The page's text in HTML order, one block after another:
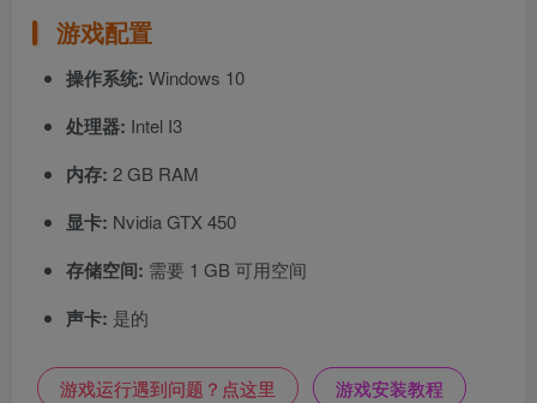
游戏配置
操作系统: Windows 10
处理器: Intel I3
内存: 2 GB RAM
显卡: Nvidia GTX 450
存储空间: 需要 1 GB 可用空间
声卡: 是的
游戏运行遇到问题？点这里 游戏安装教程